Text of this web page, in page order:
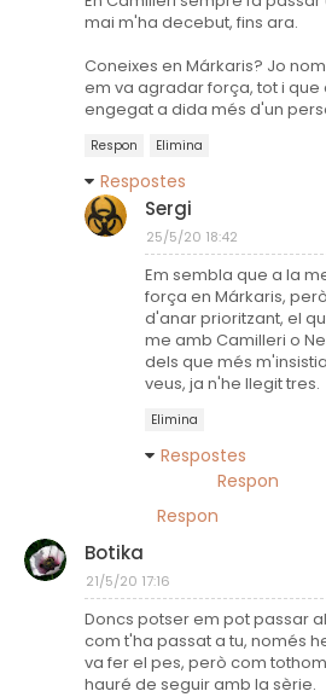
mai m'ha decebut, fins ara.
Coneixes en Márkaris? Jo
em va agradar força, tot i
engegat a dida més d'un
Respon Elimina
Respostes
Sergi
25/5/20 18:42
Em sembla que a la
força en Márkaris,
d'anar prioritzant, el
me amb Camilleri o
dels que més
veus, ja n'he llegit tres.
Elimina
Respostes
Respon
Respon
Botika
21/5/20 17:16
Doncs potser em pot passar
com t'ha passat a tu, només
va fer el pes, però com
hauré de seguir amb la sèrie.